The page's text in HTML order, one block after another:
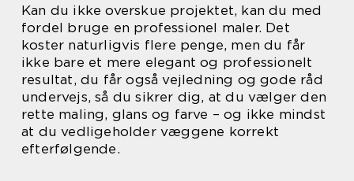
Kan du ikke overskue projektet, kan du med
fordel bruge en professionel maler. Det
koster naturligvis flere penge, men du får
ikke bare et mere elegant og professionelt
resultat, du får også vejledning og gode råd
undervejs, så du sikrer dig, at du vælger den
rette maling, glans og farve – og ikke mindst
at du vedligeholder væggene korrekt
efterfølgende.